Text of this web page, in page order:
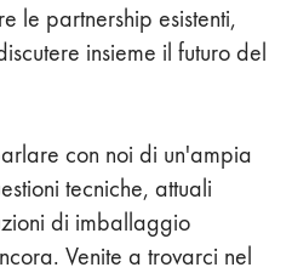
le partnership esistenti,
insieme il futuro del
con noi di un'ampia
tecniche, attuali
di imballaggio
Venite a trovarci nel